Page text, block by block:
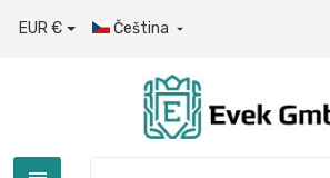
EUR € Čeština 